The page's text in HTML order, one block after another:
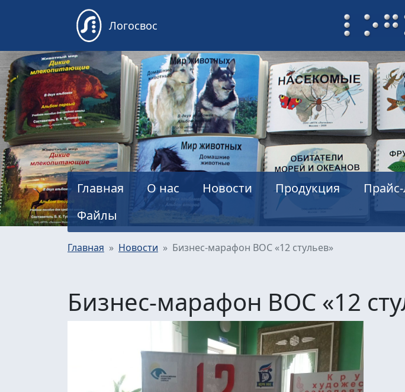
Логосвос
Главная О нас Новости Продукция
Файлы
Главная Новости Бизнес-марафон ВОС «12 стульев»
Бизнес-марафон ВОС «12